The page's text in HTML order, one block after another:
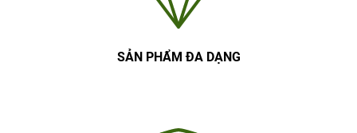
SẢN PHẨM ĐA DẠNG